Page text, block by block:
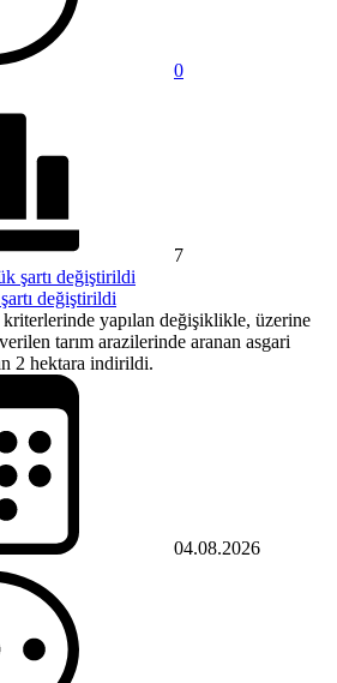
0
7
değiştirildi
kriterlerinde yapılan değişiklikle, üzerine
tarım arazilerinde aranan asgari
2 hektara indirildi.
04.08.2026